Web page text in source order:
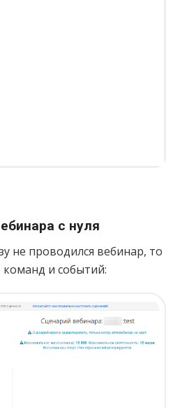
с нуля
не проводился вебинар, то
команд и событий: